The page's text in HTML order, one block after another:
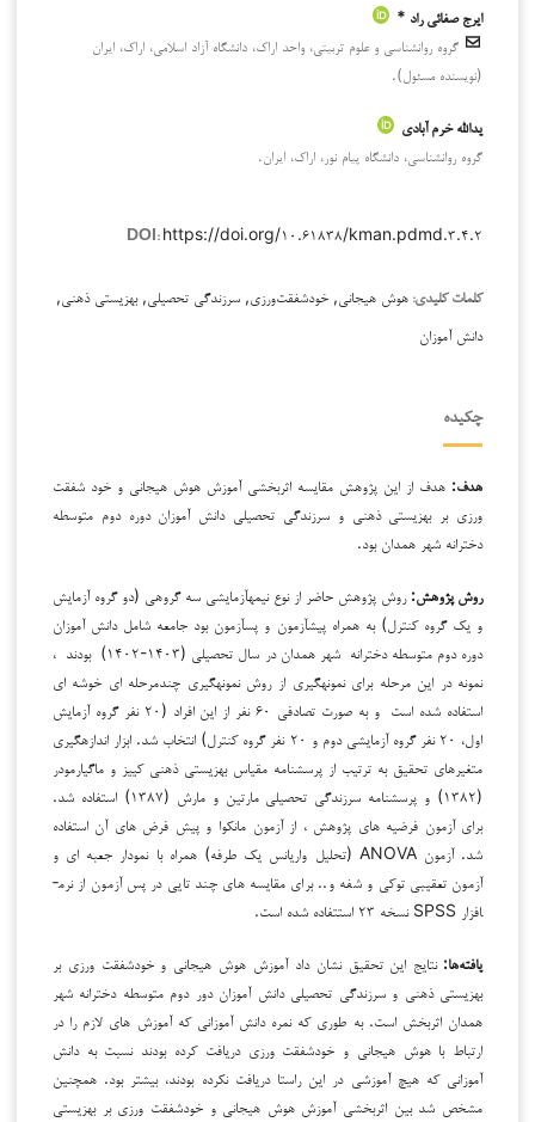
ایرج صفائی راد *
گروه روانشناسی و علوم تربیتی، واحد اراک، دانشگاه آزاد اسلامی، اراک، ایران
(نویسنده مسئول).
یدالله خرم آبادی
گروه روانشناسی، دانشگاه پیام نور، اراک، ایران.
DOI: https://doi.org/۱۰.۶۱۸۳۸/kman.pdmd.۳.۴.۲
کلمات کلیدی: هوش هیجانی, خودشفقت‌ورزی, سرزندگی تحصیلی, بهزیستی ذهنی,
دانش آموزان
چکیده
هدف: هدف از این پژوهش مقایسه اثربخشی آموزش هوش هیجانی و خود شفقت
ورزی بر بهزیستی ذهنی و سرزندگی تحصیلی دانش آموزان دوره دوم متوسطه
دخترانه شهر همدان بود.
روش پژوهش: روش پژوهش حاضر از نوع نیمه­آزمایشی سه گروهی (دو گروه آزمایش
و یک گروه کنترل) به همراه پیش­آزمون و پس­آزمون بود جامعه شامل دانش آموزان
دوره دوم متوسطه دخترانه شهر همدان در سال تحصیلی (۱۴۰۳-۱۴۰۲) بودند ،
نمونه در این مرحله برای نمونه­گیری از روش نمونه­گیری چندمرحله ای خوشه ای
استفاده شده است و به صورت تصادفی ۶۰ نفر از این افراد (۲۰ نفر گروه آزمایش
اول، ۲۰ نفر گروه آزمایشی دوم و ۲۰ نفر گروه کنترل) انتخاب شد. ابزار اندازه­گیری
متغیرهای تحقیق به ترتیب از پرسشنامه مقیاس بهزیستی ذهنی کییز و ماگیارمودر
(۱۳۸۲) و پرسشنامه سرزندگي تحصیلي مارتین و مارش (۱۳۸۷) استفاده شد.
برای آزمون فرضیه های پژوهش ، از آزمون مانکوا و پیش فرض های آن استفاده
شد. آزمون ANOVA (تحلیل واریانس یک طرفه) همراه با نمودار جعبه ای و
آزمون تعقیبی توکی و شفه و.. برای مقایسه های چند تایی در پس آزمون از نرم­
افزار SPSS نسخه ۲۳ استتفاده شده است.
یافته‌ها:نتایج این تحقیق نشان داد آموزش هوش هیجانی و خودشفقت ورزی بر
بهزیستی ذهنی و سرزندگی تحصیلی دانش آموزان دور دوم متوسطه دخترانه شهر
همدان اثربخش است. به طوری که نمره دانش آموزانی که آموزش های لازم را در
ارتباط با هوش هیجانی و خودشفقت ورزی دریافت کرده بودند نسبت به دانش
آموزانی که هیچ آموزشی در این راستا دریافت نکرده بودند، بیشتر بود. همچنین
مشخص شد بین اثربخشی آموزش هوش هیجانی و خودشفقت ورزی بر بهزیستی